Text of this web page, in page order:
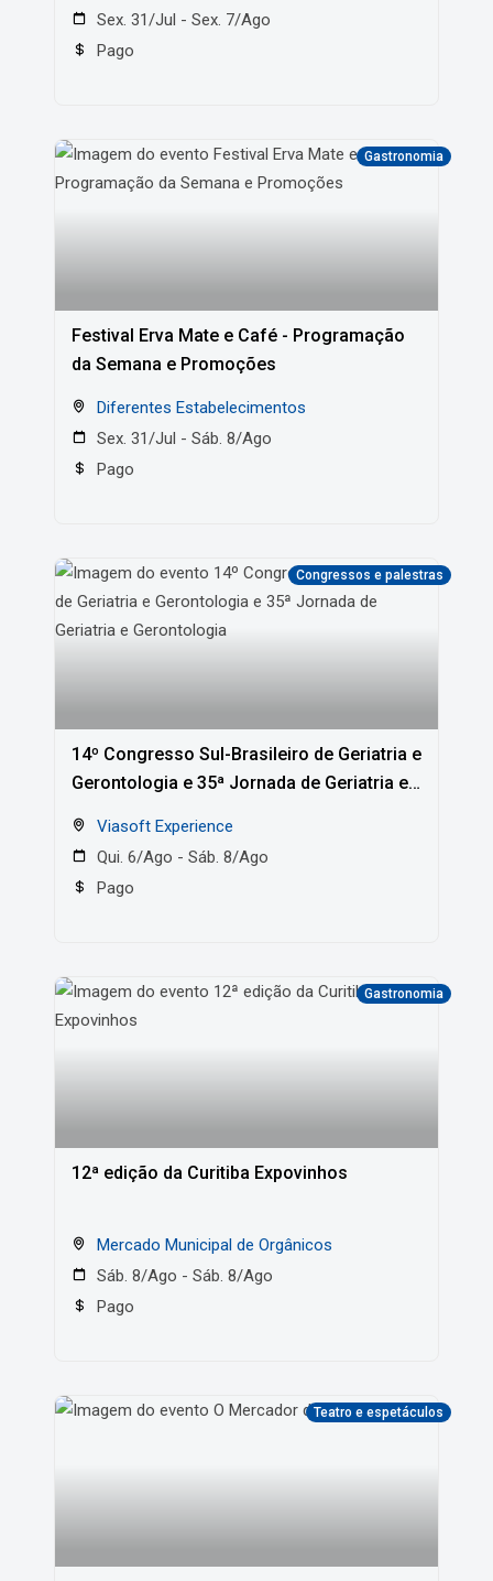
Sex. 31/Jul - Sex. 7/Ago
Pago
Gastronomia
Festival Erva Mate e Café - Programação
da Semana e Promoções
Diferentes Estabelecimentos
Sex. 31/Jul - Sáb. 8/Ago
Pago
Congressos e palestras
14º Congresso Sul-Brasileiro de Geriatria e
Gerontologia e 35ª Jornada de Geriatria e
Viasoft Experience
Qui. 6/Ago - Sáb. 8/Ago
Pago
Gastronomia
12ª edição da Curitiba Expovinhos
Mercado Municipal de Orgânicos
Sáb. 8/Ago - Sáb. 8/Ago
Pago
Teatro e espetáculos